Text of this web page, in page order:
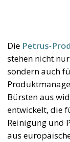
Die Petrus-
stehen nicht
sondern auch
Bürsten aus
entwickelt, die
Reinigung und
aus